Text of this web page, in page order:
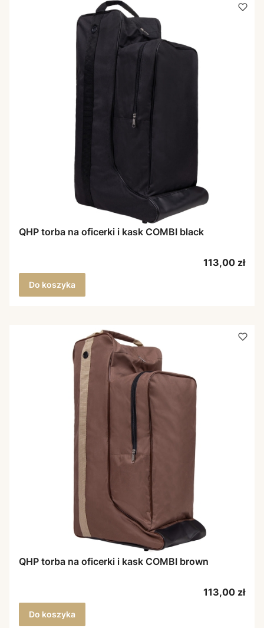
QHP torba na oficerki i kask COMBI black
Cena
113,00 zł
Do koszyka
QHP torba na oficerki i kask COMBI brown
Cena
113,00 zł
Do koszyka